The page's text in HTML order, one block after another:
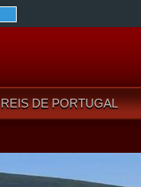
REIS DE PORTUGAL